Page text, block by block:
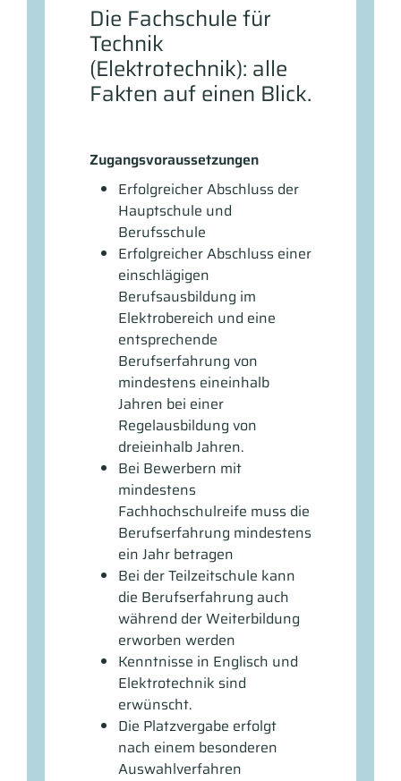
Die Fachschule für
Technik
(Elektrotechnik): alle
Fakten auf einen Blick.
Zugangsvoraussetzungen
Erfolgreicher Abschluss der
Hauptschule und
Berufsschule
Erfolgreicher Abschluss einer
einschlägigen
Berufsausbildung im
Elektrobereich und eine
entsprechende
Berufserfahrung von
mindestens eineinhalb
Jahren bei einer
Regelausbildung von
dreieinhalb Jahren.
Bei Bewerbern mit
mindestens
Fachhochschulreife muss die
Berufserfahrung mindestens
ein Jahr betragen
Bei der Teilzeitschule kann
die Berufserfahrung auch
während der Weiterbildung
erworben werden
Kenntnisse in Englisch und
Elektrotechnik sind
erwünscht.
Die Platzvergabe erfolgt
nach einem besonderen
Auswahlverfahren